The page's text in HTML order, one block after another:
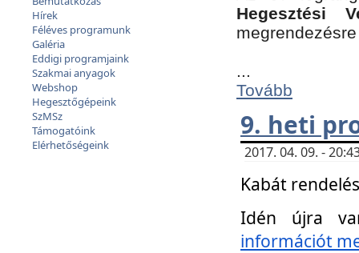
Hírek
Féléves programunk
Galéria
Eddigi programjaink
Szakmai anyagok
Webshop
Hegesztőgépeink
SzMSz
Támogatóink
Elérhetőségeink
Hegesztési
...
Tovább
9. heti
2017. 04. 09. -
Kabát
Idén újra
információt